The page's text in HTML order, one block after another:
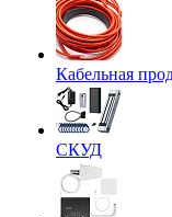
Кабельная
СКУД